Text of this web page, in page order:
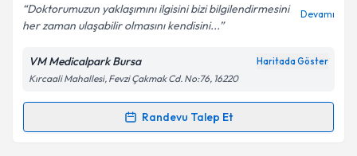
E-posta Adresiniz
Kişisel verilerimin işlenmesine ilişkin
Metni'ni okudum ve kişisel verilerimin belirtilen
kapsamda işlenmesini kabul ediyorum.
Doktorumuzun yaklaşımını ilgisini bizi bilgilendirmesini
her zaman ulaşabilir olmasını kendisini...
Devamı
VM Medicalpark Bursa Haritada Göster
Kırcaali Mahallesi, Fevzi Çakmak Cd. No:76, 16220
Randevu Talep Et
Randevu Takvimi Talebi